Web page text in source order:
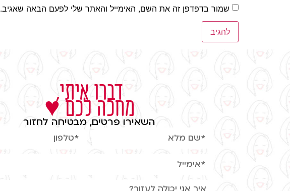
שמור בדפדפן זה את השם, האימייל והאתר שלי לפעם הבאה שאגיב.
דברו איתי,
מחכה לכם ♥
השאירו פרטים, מבטיחה לחזור